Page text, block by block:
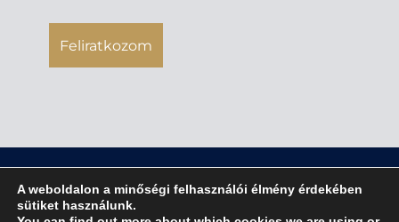
A weboldalon a minőségi felhasználói élmény érdekében
sütiket használunk.